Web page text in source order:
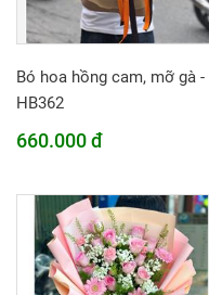
Bó hoa hồng cam, mỡ gà -
HB362
660.000 đ